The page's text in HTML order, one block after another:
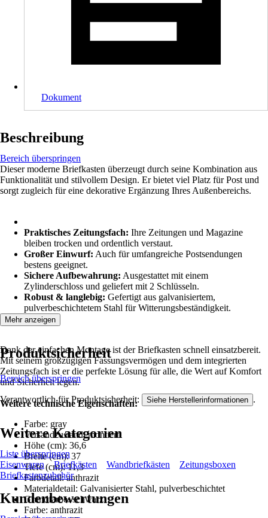
Dokument
Beschreibung
Bereich überspringen
Dieser moderne Briefkasten überzeugt durch seine Kombination aus
Funktionalität und stilvollem Design. Er bietet viel Platz für Post und
sorgt zugleich für eine dekorative Ergänzung Ihres Außenbereichs.
Praktisches Zeitungsfach: Ihre Zeitungen und Magazine
bleiben trocken und ordentlich verstaut.
Großer Einwurf: Auch für umfangreiche Postsendungen
bestens geeignet.
Sichere Aufbewahrung: Ausgestattet mit einem
Zylinderschloss und geliefert mit 2 Schlüsseln.
Robust & langlebig: Gefertigt aus galvanisiertem,
pulverbeschichtetem Stahl für Witterungsbeständigkeit.
Dank der einfachen Montage ist der Briefkasten schnell einsatzbereit.
Mit seinem großzügigen Fassungsvermögen und dem integrierten
Zeitungsfach ist er die perfekte Lösung für alle, die Wert auf Komfort
und Sicherheit legen.
Weitere technische Eigenschaften:
Farbe: gray
Versandzustand: montiert
Höhe (cm): 36,6
Breite (cm): 37
Tiefe (cm): 11,3
Farbdetail: anthrazit
Materialdetail: Galvanisierter Stahl, pulverbeschichtet
Grundfarbe: schwarz
Farbe: anthrazit
Mehr anzeigen
Produktsicherheit
Bereich überspringen
Verantwortlich für Produktsicherheit: Siehe Herstellerinformationen .
Weitere Kategorien
Liste überspringen
Eisenwaren
Briefkästen Wandbriefkästen
Zeitungsboxen
Briefkastenzubehör
Kundenbewertungen